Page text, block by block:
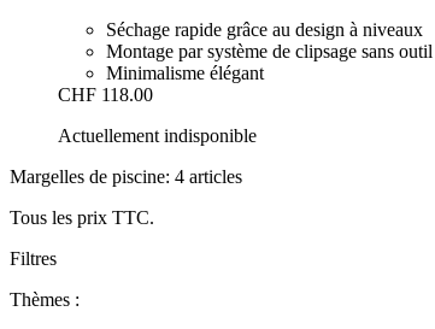
Séchage rapide grâce au design à niveaux
Montage par système de clipsage sans outil
Minimalisme élégant
CHF 118.00
Actuellement indisponible
Margelles de piscine: 4 articles
Tous les prix TTC.
Filtres
Thèmes :